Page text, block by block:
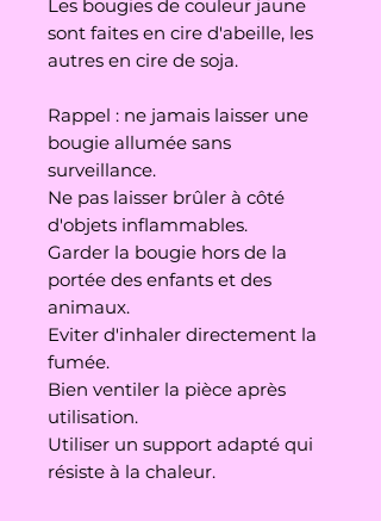
Les bougies de couleur jaune
sont faites en cire d'abeille, les
autres en cire de soja.
Rappel : ne jamais laisser une
bougie allumée sans
surveillance.
Ne pas laisser brûler à côté
d'objets inflammables.
Garder la bougie hors de la
portée des enfants et des
animaux.
Eviter d'inhaler directement la
fumée.
Bien ventiler la pièce après
utilisation.
Utiliser un support adapté qui
résiste à la chaleur.